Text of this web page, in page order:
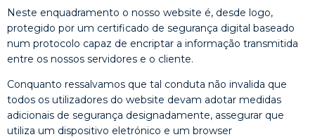
Neste enquadramento o nosso website é, desde logo,
protegido por um certificado de segurança digital baseado
num protocolo capaz de encriptar a informação transmitida
entre os nossos servidores e o cliente.
Conquanto ressalvamos que tal conduta não invalida que
todos os utilizadores do website devam adotar medidas
adicionais de segurança designadamente, assegurar que
utiliza um dispositivo eletrónico e um browser